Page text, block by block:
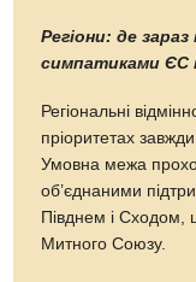
Регіони: де
симпатиками ЄС
Регіональні
пріоритетах завжди
Умовна межа
об’єднаними
Півднем і Сходом,
Митного Союзу.